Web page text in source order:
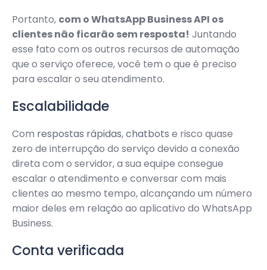
Portanto, com o WhatsApp Business API os
clientes não ficarão sem resposta! Juntando
esse fato com os outros recursos de automação
que o serviço oferece, você tem o que é preciso
para escalar o seu atendimento.
Escalabilidade
Com respostas rápidas,chatbots e risco quase
zero de interrupção do serviço devido a conexão
direta com o servidor, a sua equipe consegue
escalar o atendimento e conversar com mais
clientes ao mesmo tempo, alcançando um número
maior deles em relação ao aplicativo do WhatsApp
Business.
Conta verificada